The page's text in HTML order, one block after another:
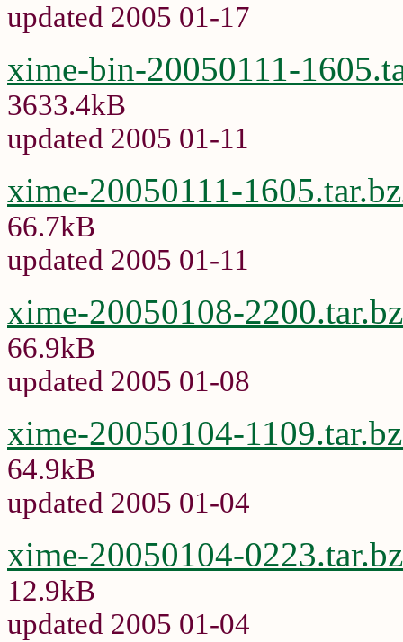
updated 2005 01-17
xime-bin-20050111-
3633.4kB
updated 2005 01-11
xime-20050111-
66.7kB
updated 2005 01-11
xime-20050108-
66.9kB
updated 2005 01-08
xime-20050104-
64.9kB
updated 2005 01-04
xime-20050104-
12.9kB
updated 2005 01-04